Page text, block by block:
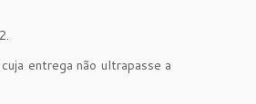
entrega não ultrapasse a